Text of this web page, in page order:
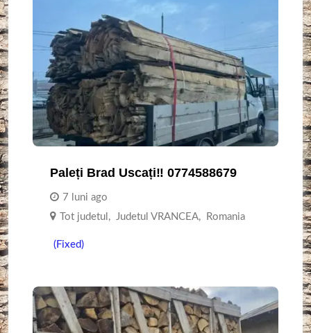
Paleți Brad Uscați‼️ 0774588679
7 luni ago
Tot judetul , Judetul VRANCEA, Romania
(Fixed)